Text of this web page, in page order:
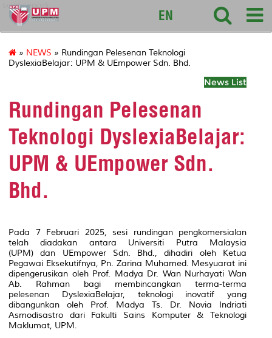
sciencepark
EN
» NEWS » Rundingan Pelesenan Teknologi
DyslexiaBelajar: UPM & UEmpower Sdn. Bhd.
News List
Rundingan Pelesenan
Teknologi DyslexiaBelajar:
UPM & UEmpower Sdn.
Bhd.
Pada 7 Februari 2025, sesi rundingan pengkomersialan
telah diadakan antara Universiti Putra Malaysia
(UPM) dan UEmpower Sdn. Bhd., dihadiri oleh Ketua
Pegawai Eksekutifnya, Pn. Zarina Muhamed. Mesyuarat ini
dipengerusikan oleh Prof. Madya Dr. Wan Nurhayati Wan
Ab. Rahman bagi membincangkan terma-terma
pelesenan DyslexiaBelajar, teknologi inovatif yang
dibangunkan oleh Prof. Madya Ts. Dr. Novia Indriati
Asmodisastro dari Fakulti Sains Komputer & Teknologi
Maklumat, UPM.